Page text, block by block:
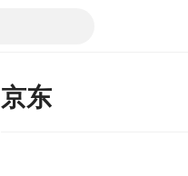
京东